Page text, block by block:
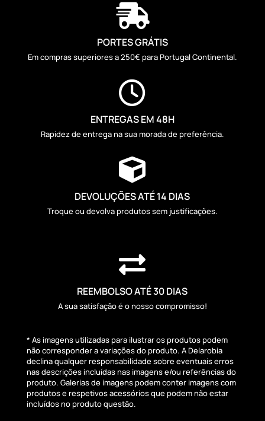

PORTES GRÁTIS
Em compras superiores a 250€ para Portugal Continental.

ENTREGAS EM 48H
Rapidez de entrega na sua morada de preferência.

DEVOLUÇÕES ATÉ 14 DIAS
Troque ou devolva produtos sem justificações.

REEMBOLSO ATÉ 30 DIAS
A sua satisfação é o nosso compromisso!
* As imagens utilizadas para ilustrar os produtos podem
não corresponder a variações do produto. A Delarobia
declina qualquer responsabilidade sobre eventuais erros
nas descrições incluídas nas imagens e/ou referências do
produto. Galerias de imagens podem conter imagens com
produtos e respetivos acessórios que podem não estar
incluídos no produto questão.